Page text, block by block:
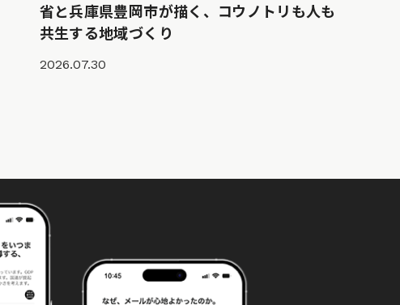
省と兵庫県豊岡市が描く、コウノトリも人も
共生する地域づくり
2026.07.30